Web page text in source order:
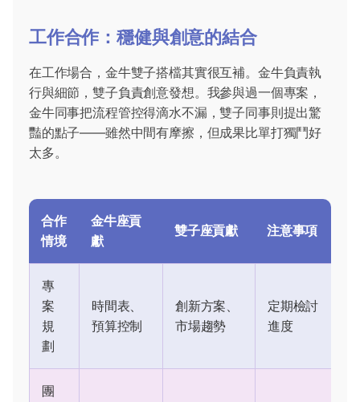
工作合作：穩健與創意的結合
在工作場合，金牛雙子搭檔其實很互補。金牛負責執
行與細節，雙子負責創意發想。我參與過一個專案，
金牛同事把流程管控得滴水不漏，雙子同事則提出驚
豔的點子——雖然中間有摩擦，但成果比單打獨鬥好
太多。
合作
情境
金牛座貢
獻
雙子座貢獻 注意事項
專
案
規
劃
時間表、
預算控制
創新方案、
市場趨勢
定期檢討
進度
團